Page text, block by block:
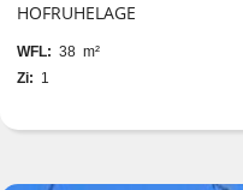
HOFRUHELAGE
WFL: 38 m²
Zi: 1